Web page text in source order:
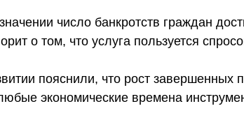
число банкротств граждан
о том, что услуга пользуется
пояснили, что рост завершенных
экономические времена